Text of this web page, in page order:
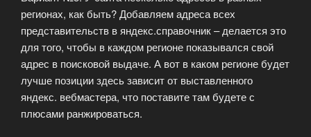
регионах, как быть? Добавляем адреса всех
представительств в яндекс.справочник – делается это
для того, чтобы в каждом регионе показывался свой
адрес в поисковой выдаче. А вот в каком регионе будет
лучше позиции здесь зависит от выставленного
яндекс. вебмастера, что поставите там будете с
плюсами ранжироваться.